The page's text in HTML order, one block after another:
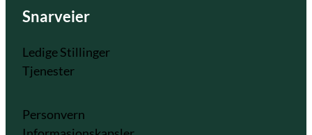
Snarveier
Ledige Stillinger
Tjenester
Personvern